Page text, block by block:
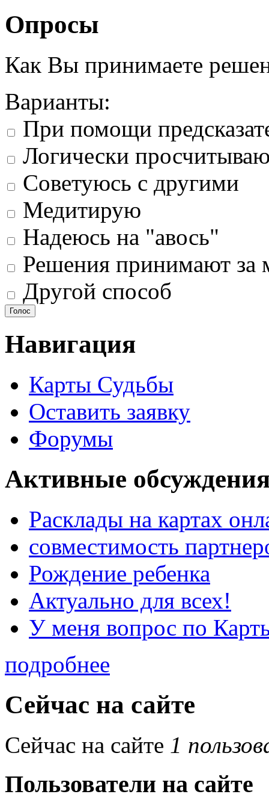
Опросы
Как Вы принимаете
Варианты:
При помощи
Логически
Советуюсь с другими
Медитирую
Надеюсь на "авось"
Решения принимают за
Другой способ
Навигация
Карты Судьбы
Оставить заявку
Форумы
Активные
Расклады на картах
совместимость
Рождение ребенка
Актуально для всех!
У меня вопрос по
подробнее
Сейчас на сайте
Сейчас на сайте 1
Пользователи на сайте